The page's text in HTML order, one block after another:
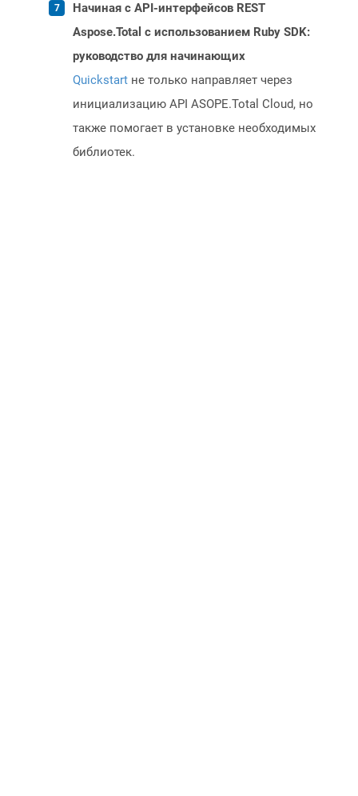
Начиная с API-интерфейсов REST
Aspose.Total с использованием Ruby SDK:
руководство для начинающих
Quickstart не только направляет через
инициализацию API ASOPE.Total Cloud, но
также помогает в установке необходимых
библиотек.